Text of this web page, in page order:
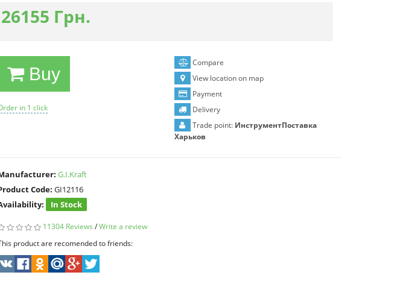
26155 Грн.
Buy
in 1 click
Compare
View location on map
Payment
Delivery
Trade point: ИнструментПоставка
Харьков
G.I.Kraft
Code: GI12116
In Stock
11304 Reviews /Write a review
product are recomended to friends: